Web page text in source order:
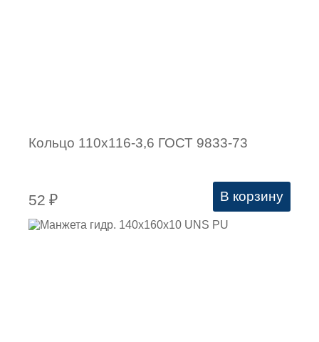
Кольцо 110х116-3,6 ГОСТ 9833-73
52 ₽ В корзину